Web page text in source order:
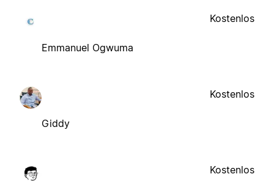
Emmanuel Ogwuma
Kostenlos
Giddy
Kostenlos
Kostenlos